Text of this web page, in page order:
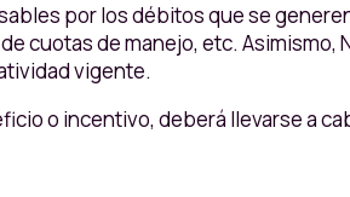
por los débitos que se
cuotas de manejo, etc.
vigente.
o incentivo, deberá llevarse a